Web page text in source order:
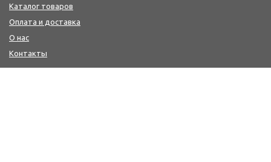
Каталог товаров
Оплата и доставка
О нас
Контакты